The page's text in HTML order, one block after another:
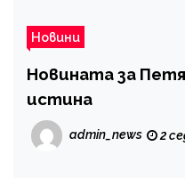
Новини
Новината за
истина
admin_news 2